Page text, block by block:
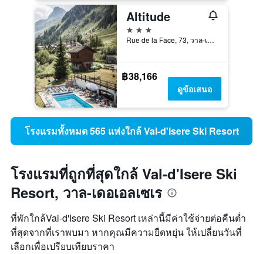
Altitude
3 ดาว
Rue de la Face, 73, วาล-เดอเอลเซเร, ซาวัว, ฝรั่งเศส
฿38,166
ดูข้อเสนอ
โรงแรมทั้งหมด 565 แห่งใกล้ Val-d'Isere Ski Resort
โรงแรมที่ถูกที่สุดใกล้ Val-d'Isere Ski
Resort, วาล-เดอเอลเซเร
ที่พักใกล้Val-d'Isere Ski Resort เหล่านี้มีค่าใช้จ่ายต่อคืนต่ำ
ที่สุดจากที่เราพบมา หากคุณมีความยืดหยุ่น ให้เปลี่ยนวันที่
เลือกเพื่อเปรียบเทียบราคา